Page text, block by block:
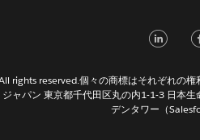
rights reserved.個々の商標はそれぞれの権
ャパン 東京都千代田区丸の内1-1-3 日本生
デンタワー（